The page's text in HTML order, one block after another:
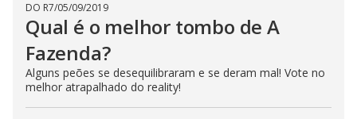
DO R7/05/09/2019
Qual é o melhor tombo de A
Fazenda?
Alguns peões se desequilibraram e se deram mal! Vote no
melhor atrapalhado do reality!